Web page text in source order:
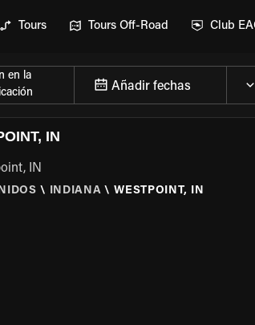
Tours Tours Off-Road Club
en la
Añadir fechas
IN
IN
\ INDIANA \ WESTPOINT, IN